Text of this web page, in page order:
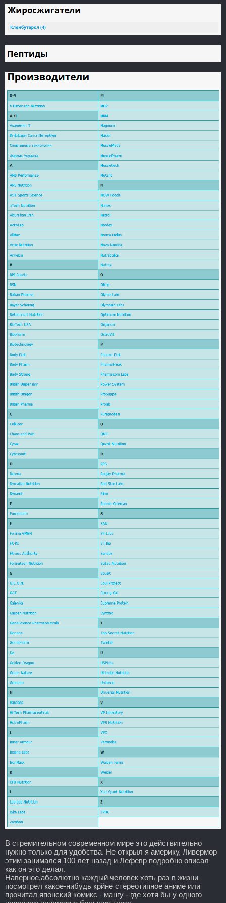
В стремительном современном мире это действительно
нужно только для удобства. Не открыл я америку, Ливермор
этим занимался 100 лет назад и Лефевр подробно описал
как он это делал.
Наверное,абсолютно каждый человек хоть раз в жизни
посмотрел какое-нибудь крйне стереотипное аниме или
прочитал японский комикс - мангу - где хотя бы у одного